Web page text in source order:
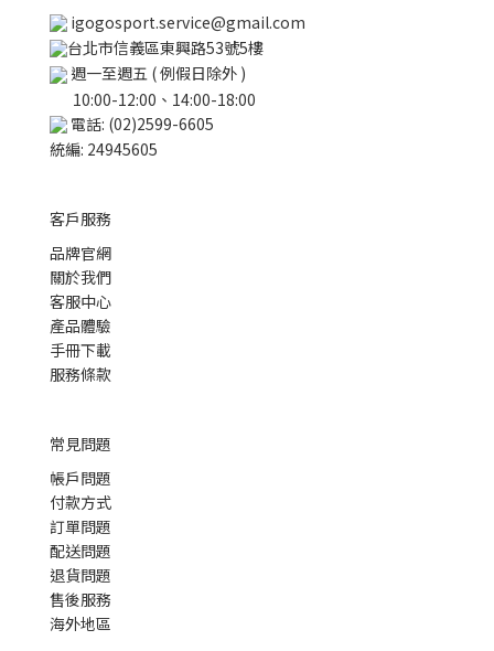
igogosport.service@gmail.com
台北市信義區東興路53號5樓
週一至週五 ( 例假日除外 )
10:00-12:00、14:00-18:00
電話: (02)2599-6605
統編: 24945605
客戶服務
品牌官網
關於我們
客服中心
產品體驗
手冊下載
服務條款
常見問題
帳戶問題
付款方式
訂單問題
配送問題
退貨問題
售後服務
海外地區